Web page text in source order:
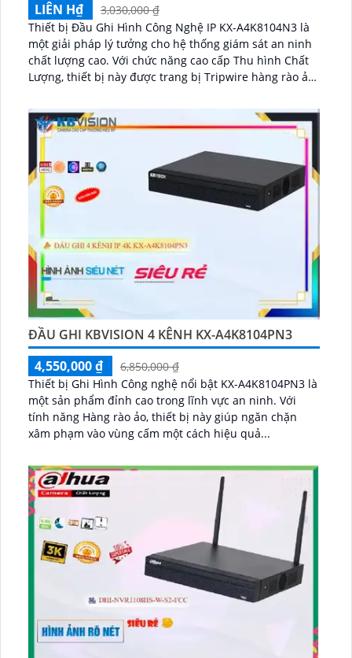
LIÊN H₫
3,030,000 ₫
Thiết bị Đầu Ghi Hình Công Nghệ IP KX-A4K8104N3 là
một giải pháp lý tưởng cho hệ thống giám sát an ninh
chất lượng cao. Với chức năng cao cấp Thu hình Chất
Lượng, thiết bị này được trang bị Tripwire hàng rào ảo
ĐẦU GHI KBVISION 4 KÊNH KX-A4K8104PN3
4,550,000 ₫
6,850,000 ₫
Thiết bị Ghi Hình Công nghệ nổi bật KX-A4K8104PN3 là
một sản phẩm đỉnh cao trong lĩnh vực an ninh. Với
tính năng Hàng rào ảo, thiết bị này giúp ngăn chặn
xâm phạm vào vùng cấm một cách hiệu quả...